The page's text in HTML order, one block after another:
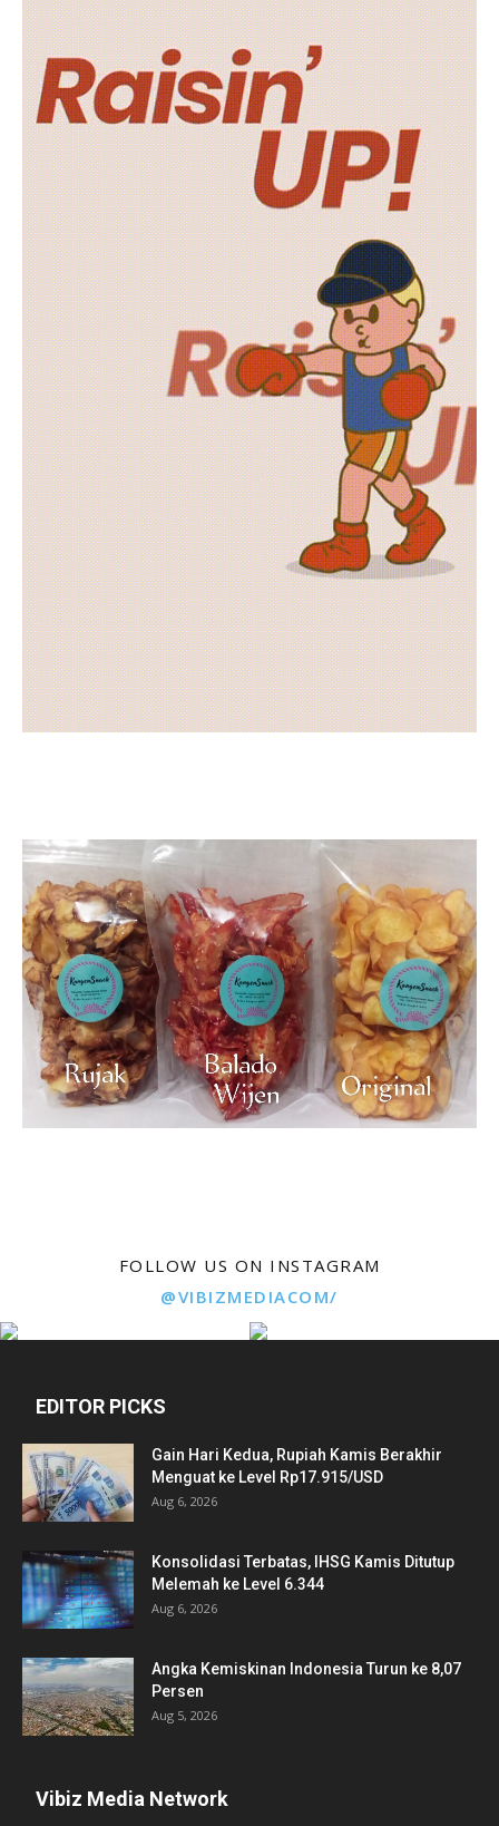
FOLLOW US ON INSTAGRAM
@VIBIZMEDIACOM/
EDITOR PICKS
Gain Hari Kedua, Rupiah Kamis Berakhir
Menguat ke Level Rp17.915/USD
Aug 6, 2026
Konsolidasi Terbatas, IHSG Kamis Ditutup
Melemah ke Level 6.344
Aug 6, 2026
Angka Kemiskinan Indonesia Turun ke 8,07
Persen
Aug 5, 2026
Vibiz Media Network